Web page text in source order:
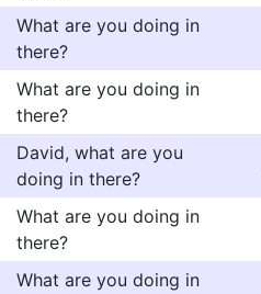
What are you doing in
there?
What are you doing in
there?
David, what are you
doing in there?
What are you doing in
there?
What are you doing in